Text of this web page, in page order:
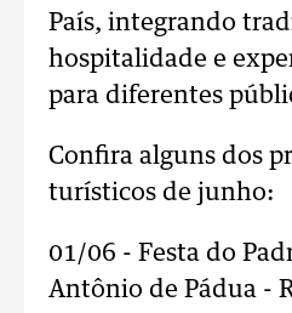
País, integrando
hospitalidade e
para diferentes
Confira alguns dos
turísticos de junho:
01/06 - Festa do
Antônio de Pádua -